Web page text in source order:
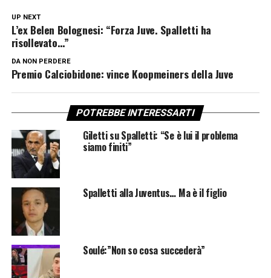
UP NEXT
L’ex Belen Bolognesi: “Forza Juve. Spalletti ha
risollevato…”
DA NON PERDERE
Premio Calciobidone: vince Koopmeiners della Juve
POTREBBE INTERESSARTI
Giletti su Spalletti: “Se è lui il problema
siamo finiti”
Spalletti alla Juventus… Ma è il figlio
Soulé:”Non so cosa succederà”